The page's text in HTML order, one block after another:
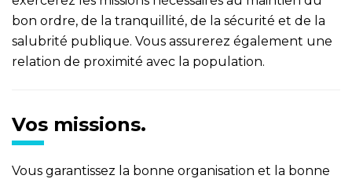
bon ordre, de la tranquillité, de la sécurité et de la
salubrité publique. Vous assurerez également une
relation de proximité avec la population.
Vos missions.
Vous garantissez la bonne organisation et la bonne